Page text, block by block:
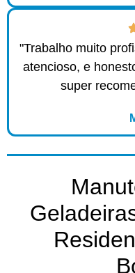
"Trabalho muito
atencioso, e
super